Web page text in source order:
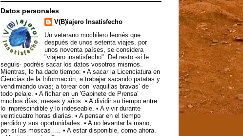
Datos personales
V(B)iajero Insatisfecho
Un veterano mochilero leonés que
después de unos setenta viajes, por
unos noventa países, se considera
"viajero insatisfecho". Del resto -si le
seguís- podréis sacar los datos vosotros mismos.
Mientras, le ha dado tiempo: • A sacar la Licenciatura en
Ciencias de la Información; a trabajar sacando patatas y
vendimiando uvas; a torear con ‘vaquillas bravas’ de
todo pelaje. • A fichar en un 'Gabinete de Prensa'
muchos días, meses y años. • A dividir su tiempo entre
lo imprescindible y lo indeseable. • A vivir durante
veinticuatro horas diarias. • A pensar en el tiempo
perdido y sus oportunidades. • A no levantar la mano,
por si las moscas….. • A estar disponible, como ahora.